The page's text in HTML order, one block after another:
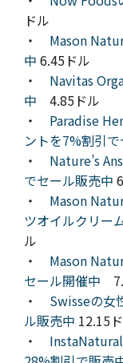
ドル
・ Mason
中 6.45ドル
・ Navitas
中 4.85ドル
・ Paradise
ントを7%割引
・ Nature’s
でセール販売中
・ Mason
ツオイルクリー
ル
・ Mason
セール開催中
・ Swisseの女
ル販売中 12.15
・